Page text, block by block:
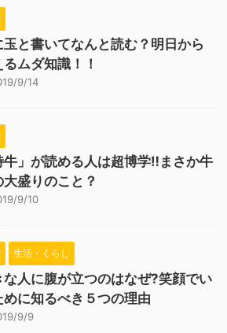
玉と書いてなんと読む？明日から
ムダ知識！！
9/14
牛」が読める人は超博学‼まさか牛
大盛りのこと？
9/10
生活・くらし
な人に腹が立つのはなぜ?笑顔でい
めに知るべき５つの理由
9/9